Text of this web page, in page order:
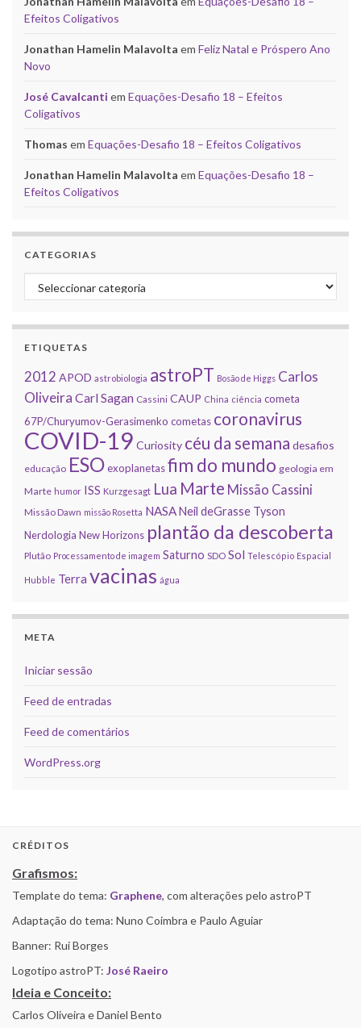
Efeitos Coligativos
Jonathan Hamelin Malavolta em Feliz Natal e Próspero Ano
Novo
José Cavalcanti em Equações-Desafio 18 – Efeitos
Coligativos
Thomas em Equações-Desafio 18 – Efeitos Coligativos
Jonathan Hamelin Malavolta em Equações-Desafio 18 –
Efeitos Coligativos
CATEGORIAS
Categorias
ETIQUETAS
2012 APOD astrobiologia astroPT Bosão de Higgs Carlos
Oliveira Carl Sagan Cassini CAUP China ciência cometa
67P/Churyumov-Gerasimenko cometas coronavirus
COVID-19 Curiosity céu da semana desafios
educação ESOexoplanetasfim do mundo geologia em
Marte humor ISS Kurzgesagt Lua Marte Missão Cassini
Missão Dawn missão Rosetta NASANeil deGrasse Tyson
Nerdologia New Horizons plantão da descoberta
Plutão Processamento de imagem Saturno SDO Sol Telescópio Espacial
Hubble Terra vacinas água
META
Iniciar sessão
Feed de entradas
Feed de comentários
WordPress.org
CRÉDITOS
Grafismos:
Template do tema: Graphene, com alterações pelo astroPT
Adaptação do tema: Nuno Coimbra e Paulo Aguiar
Banner: Rui Borges
Logotipo astroPT: José Raeiro
Ideia e Conceito:
Carlos Oliveira e Daniel Bento